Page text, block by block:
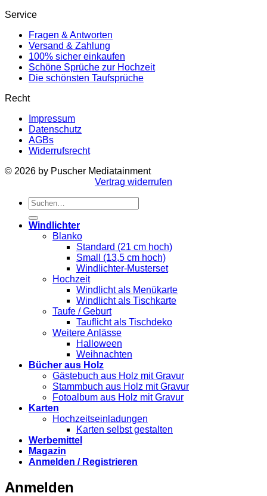
Service
Fragen & Antworten
Versand & Zahlung
100% sicher einkaufen
Schöne Sprüche zur Hochzeit
Die schönsten Taufsprüche
Recht
Impressum
Datenschutz
AGBs
Widerrufsrecht
© 2026 by Puscher Mediatainment
Vertrag widerrufen
Suchen
nach:
Windlichter
Blanko
Standard (21 cm hoch)
Small (13,5 cm hoch)
Windlichter-Musterset
Hochzeit
Windlicht als Menükarte
Windlicht als Tischkarte
Taufe / Geburt
Tauflicht als Tischdeko
Weitere Anlässe
Halloween
Weihnachten
Bücher aus Holz
Gästebuch aus Holz mit Gravur
Stammbuch aus Holz mit Gravur
Fotoalbum aus Holz mit Gravur
Karten
Hochzeitseinladungen
Karten selbst gestalten
Werbemittel
Magazin
Anmelden / Registrieren
Anmelden